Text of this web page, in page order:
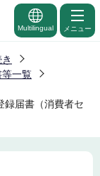
Multilingual メニュー
一覧
録届書（消費者セ